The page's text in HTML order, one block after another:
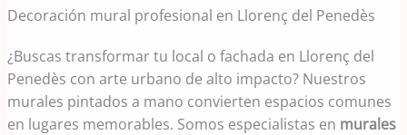
Decoración mural profesional en Llorenç del Penedès
¿Buscas transformar tu local o fachada en Llorenç del
Penedès con arte urbano de alto impacto? Nuestros
murales pintados a mano convierten espacios comunes
en lugares memorables. Somos especialistas en murales